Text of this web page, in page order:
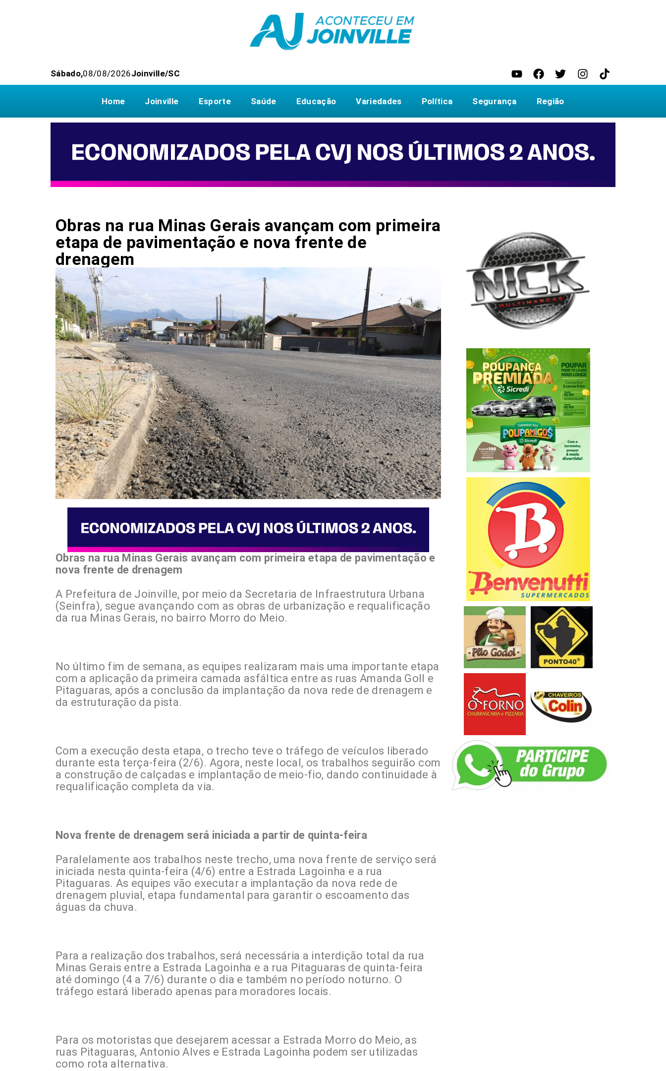
Sábado,08/08/2026Joinville/SC
Home Joinville Esporte Saúde Educação Variedades Política Segurança Região
Obras na rua Minas Gerais avançam com primeira
etapa de pavimentação e nova frente de
drenagem
Obras na rua Minas Gerais avançam com primeira etapa de pavimentação e
nova frente de drenagem
A Prefeitura de Joinville, por meio da Secretaria de Infraestrutura Urbana
(Seinfra), segue avançando com as obras de urbanização e requalificação
da rua Minas Gerais, no bairro Morro do Meio.
No último fim de semana, as equipes realizaram mais uma importante etapa
com a aplicação da primeira camada asfáltica entre as ruas Amanda Goll e
Pitaguaras, após a conclusão da implantação da nova rede de drenagem e
da estruturação da pista.
Com a execução desta etapa, o trecho teve o tráfego de veículos liberado
durante esta terça-feira (2/6). Agora, neste local, os trabalhos seguirão com
a construção de calçadas e implantação de meio-fio, dando continuidade à
requalificação completa da via.
Nova frente de drenagem será iniciada a partir de quinta-feira
Paralelamente aos trabalhos neste trecho, uma nova frente de serviço será
iniciada nesta quinta-feira (4/6) entre a Estrada Lagoinha e a rua
Pitaguaras. As equipes vão executar a implantação da nova rede de
drenagem pluvial, etapa fundamental para garantir o escoamento das
águas da chuva.
Para a realização dos trabalhos, será necessária a interdição total da rua
Minas Gerais entre a Estrada Lagoinha e a rua Pitaguaras de quinta-feira
até domingo (4 a 7/6) durante o dia e também no período noturno. O
tráfego estará liberado apenas para moradores locais.
Para os motoristas que desejarem acessar a Estrada Morro do Meio, as
ruas Pitaguaras, Antonio Alves e Estrada Lagoinha podem ser utilizadas
como rota alternativa.